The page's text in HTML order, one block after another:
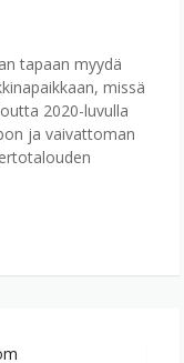
tapaan myydä
missä
2020-luvulla
ja vaivattoman